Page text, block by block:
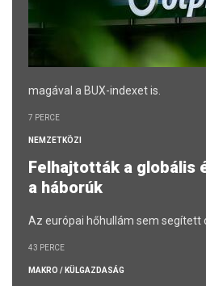
magával a BUX-indexet is.
7 PERCE
NEMZETKÖZI
Felhajtották a globális
a háborúk
Az európai hőhullám sem segített
43 PERCE
MAKRO / KÜLGAZDASÁG